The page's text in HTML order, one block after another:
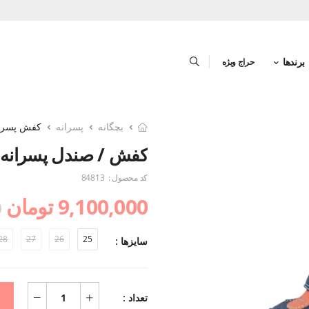
برندها حراج ویژه
بچگانه پسرانه کفش
کفش / صندل پسرانه
کد محصول : 84813
9,100,000 تومان
سایزها : 25
26
27
تعداد :